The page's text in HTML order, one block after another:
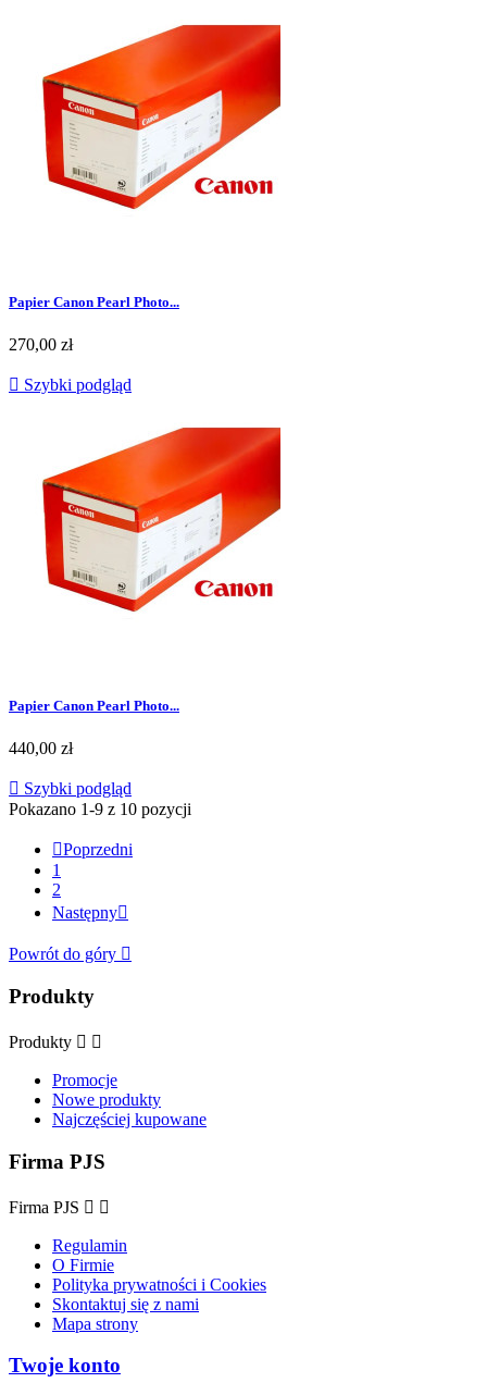
Papier Canon Pearl Photo...
270,00 zł
 Szybki podgląd
Papier Canon Pearl Photo...
440,00 zł
 Szybki podgląd
Pokazano 1-9 z 10 pozycji
Poprzedni
1
2
Następny
Powrót do góry 
Produkty
Produkty  
Promocje
Nowe produkty
Najczęściej kupowane
Firma PJS
Firma PJS  
Regulamin
O Firmie
Polityka prywatności i Cookies
Skontaktuj się z nami
Mapa strony
Twoje konto